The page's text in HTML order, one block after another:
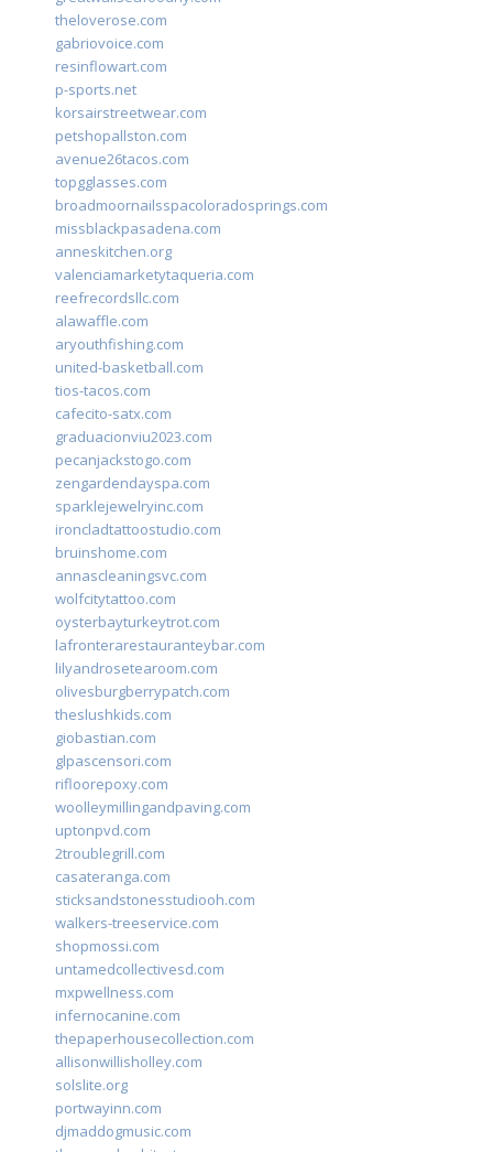
theloverose.com
gabriovoice.com
resinflowart.com
p-sports.net
korsairstreetwear.com
petshopallston.com
avenue26tacos.com
topgglasses.com
broadmoornailsspacoloradosprings.com
missblackpasadena.com
anneskitchen.org
valenciamarketytaqueria.com
reefrecordsllc.com
alawaffle.com
aryouthfishing.com
united-basketball.com
tios-tacos.com
cafecito-satx.com
graduacionviu2023.com
pecanjackstogo.com
zengardendayspa.com
sparklejewelryinc.com
ironcladtattoostudio.com
bruinshome.com
annascleaningsvc.com
wolfcitytattoo.com
oysterbayturkeytrot.com
lafronterarestauranteybar.com
lilyandrosetearoom.com
olivesburgberrypatch.com
theslushkids.com
giobastian.com
glpascensori.com
rifloorepoxy.com
woolleymillingandpaving.com
uptonpvd.com
2troublegrill.com
casateranga.com
sticksandstonesstudiooh.com
walkers-treeservice.com
shopmossi.com
untamedcollectivesd.com
mxpwellness.com
infernocanine.com
thepaperhousecollection.com
allisonwillisholley.com
solslite.org
portwayinn.com
djmaddogmusic.com